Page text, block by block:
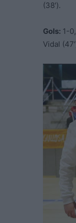
(38′).
Gols: 1-
Vidal